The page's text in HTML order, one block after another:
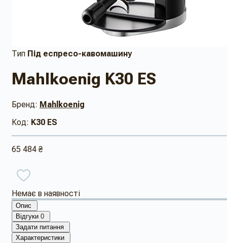
Тип Під еспресо-кавомашину
Mahlkoenig K30 ES
Бренд: Mahlkoenig
Код: K30 ES
65 484 ₴
Немає в наявності
Опис
Відгуки 0
Задати питання
Характеристики